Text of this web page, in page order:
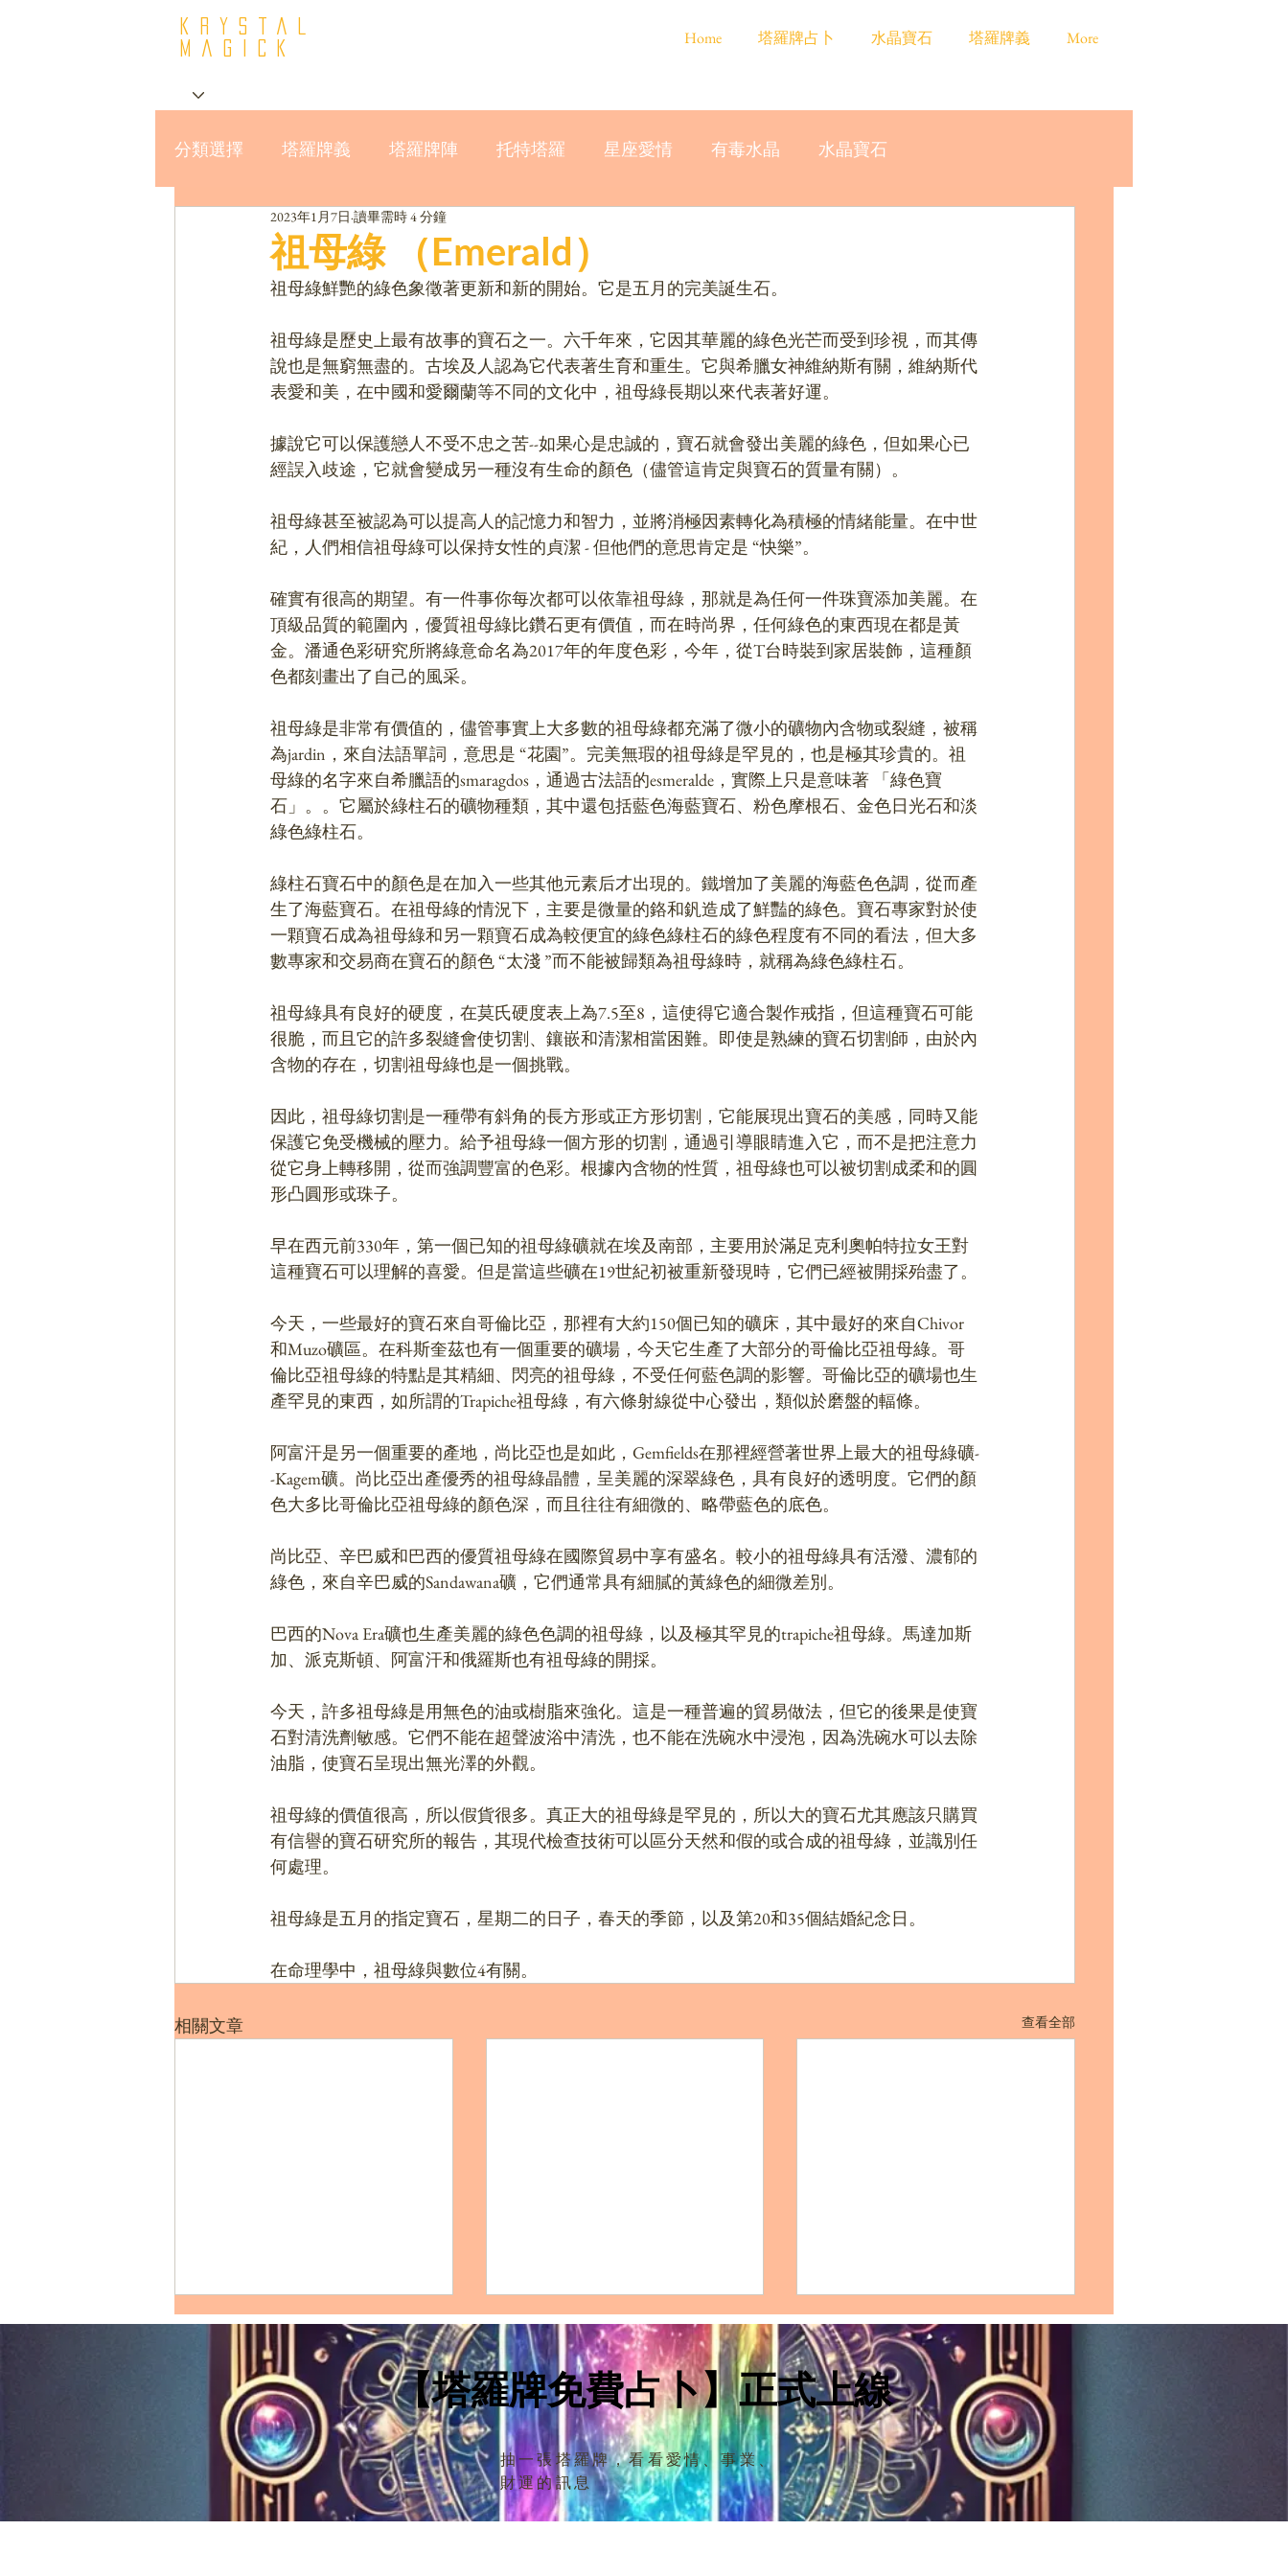
krystal
Magick
分類選擇 塔羅牌義 塔羅牌陣 托特塔羅 星座愛情 有毒水晶 水晶寶石
星座與MBTI16型人格
祖母綠 （Emerald）
2023年1月7日 讀畢需時 4 分鐘
祖母綠鮮艷的綠色象徵著更新和新的開始。它是五月的完美誕生石。
祖母綠是歷史上最有故事的寶石之一。六千年來，它因其華麗的綠色光芒而受到珍視，而其傳
說也是無窮無盡的。古埃及人認為它代表著生育和重生。它與希臘女神維納斯有關，維納斯代
表愛和美，在中國和愛爾蘭等不同的文化中，祖母綠長期以來代表著好運。
據說它可以保護戀人不受不忠之苦--如果心是忠誠的，寶石就會發出美麗的綠色，但如果心已
經誤入歧途，它就會變成另一種沒有生命的顏色（儘管這肯定與寶石的質量有關）。
祖母綠甚至被認為可以提高人的記憶力和智力，並將消極因素轉化為積極的情緒能量。在中世
紀，人們相信祖母綠可以保持女性的貞潔 - 但他們的意思肯定是 “快樂”。
確實有很高的期望。有一件事你每次都可以依靠祖母綠，那就是為任何一件珠寶添加美麗。在
頂級品質的範圍內，優質祖母綠比鑽石更有價值，而在時尚界，任何綠色的東西現在都是黃
金。潘通色彩研究所將綠意命名為2017年的年度色彩，今年，從T台時裝到家居裝飾，這種顏
色都刻畫出了自己的風采。
祖母綠是非常有價值的，儘管事實上大多數的祖母綠都充滿了微小的礦物內含物或裂縫，被稱
為jardin，來自法語單詞，意思是 “花園”。完美無瑕的祖母綠是罕見的，也是極其珍貴的。祖
母綠的名字來自希臘語的smaragdos，通過古法語的esmeralde，實際上只是意味著 「綠色寶
石」。。它屬於綠柱石的礦物種類，其中還包括藍色海藍寶石、粉色摩根石、金色日光石和淡
綠色綠柱石。
綠柱石寶石中的顏色是在加入一些其他元素后才出現的。鐵增加了美麗的海藍色色調，從而產
生了海藍寶石。在祖母綠的情況下，主要是微量的鉻和釩造成了鮮豔的綠色。寶石專家對於使
一顆寶石成為祖母綠和另一顆寶石成為較便宜的綠色綠柱石的綠色程度有不同的看法，但大多
數專家和交易商在寶石的顏色 “太淺 ”而不能被歸類為祖母綠時，就稱為綠色綠柱石。
祖母綠具有良好的硬度，在莫氏硬度表上為7.5至8，這使得它適合製作戒指，但這種寶石可能
很脆，而且它的許多裂縫會使切割、鑲嵌和清潔相當困難。即使是熟練的寶石切割師，由於內
含物的存在，切割祖母綠也是一個挑戰。
因此，祖母綠切割是一種帶有斜角的長方形或正方形切割，它能展現出寶石的美感，同時又能
保護它免受機械的壓力。給予祖母綠一個方形的切割，通過引導眼睛進入它，而不是把注意力
從它身上轉移開，從而強調豐富的色彩。根據內含物的性質，祖母綠也可以被切割成柔和的圓
形凸圓形或珠子。
早在西元前330年，第一個已知的祖母綠礦就在埃及南部，主要用於滿足克利奧帕特拉女王對
這種寶石可以理解的喜愛。但是當這些礦在19世紀初被重新發現時，它們已經被開採殆盡了。
今天，一些最好的寶石來自哥倫比亞，那裡有大約150個已知的礦床，其中最好的來自Chivor
和Muzo礦區。在科斯奎茲也有一個重要的礦場，今天它生產了大部分的哥倫比亞祖母綠。哥
倫比亞祖母綠的特點是其精細、閃亮的祖母綠，不受任何藍色調的影響。哥倫比亞的礦場也生
產罕見的東西，如所謂的Trapiche祖母綠，有六條射線從中心發出，類似於磨盤的輻條。
阿富汗是另一個重要的產地，尚比亞也是如此，Gemfields在那裡經營著世界上最大的祖母綠礦-
-Kagem礦。尚比亞出產優秀的祖母綠晶體，呈美麗的深翠綠色，具有良好的透明度。它們的顏
色大多比哥倫比亞祖母綠的顏色深，而且往往有細微的、略帶藍色的底色。
尚比亞、辛巴威和巴西的優質祖母綠在國際貿易中享有盛名。較小的祖母綠具有活潑、濃郁的
綠色，來自辛巴威的Sandawana礦，它們通常具有細膩的黃綠色的細微差別。
巴西的Nova Era礦也生產美麗的綠色色調的祖母綠，以及極其罕見的trapiche祖母綠。馬達加斯
加、派克斯頓、阿富汗和俄羅斯也有祖母綠的開採。
今天，許多祖母綠是用無色的油或樹脂來強化。這是一種普遍的貿易做法，但它的後果是使寶
石對清洗劑敏感。它們不能在超聲波浴中清洗，也不能在洗碗水中浸泡，因為洗碗水可以去除
油脂，使寶石呈現出無光澤的外觀。
祖母綠的價值很高，所以假貨很多。真正大的祖母綠是罕見的，所以大的寶石尤其應該只購買
有信譽的寶石研究所的報告，其現代檢查技術可以區分天然和假的或合成的祖母綠，並識別任
何處理。
祖母綠是五月的指定寶石，星期二的日子，春天的季節，以及第20和35個結婚紀念日。
在命理學中，祖母綠與數位4有關。
相關文章 查看全部
Lapis-lazuli｜青金石【功效｜
佩戴禁忌｜五行屬性｜對應脈
INFP巨蟹座的完整剖析：性格
特質、愛情模式、友誼觀、職
涯發展及適合佩戴的水晶
【性格特質：INFP巨蟹座的獨特
優點和缺點】 INFP巨蟹座 的組合
融合了內向、直覺、情感與巨蟹座
的敏感、情感深厚特質，形成了一
個極具同理心、創造力和照顧他人
的人格特質。 優點： 深情與關懷
：INFP巨蟹座有著強烈的情感共
INFJ雙子座的完整剖析：性格
特質、愛情模式、友誼觀、職
涯發展及適合佩戴的水晶
【性格特質：INFJ雙子座的獨特優
點和缺點】 INFJ 雙子座是個非常
動人的組合，結合了 INFJ 的深度
敏感與雙子座的社交靈活。這樣的
人不僅具有理解人心的能力，還擁
有強大的溝通技巧。 優點 在於他
們擁有深厚的同理心，善於觀察及
【塔羅牌免費占卜】正式上線
抽一張塔羅牌，看看愛情、事業、
財運的訊息
Home 塔羅牌占卜 水晶寶石 塔羅牌義 More